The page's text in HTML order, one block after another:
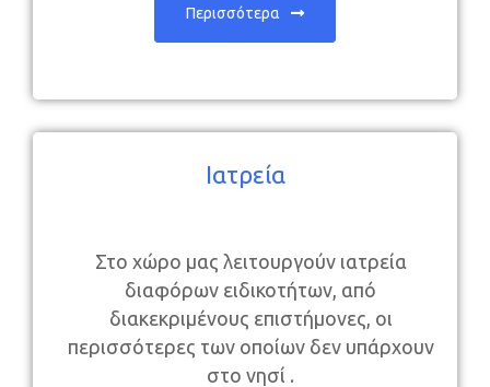
Περισσότερα
Ιατρεία
Στο χώρο μας λειτουργούν ιατρεία
διαφόρων ειδικοτήτων, από
διακεκριμένους επιστήμονες, οι
περισσότερες των οποίων δεν υπάρχουν
στο νησί .